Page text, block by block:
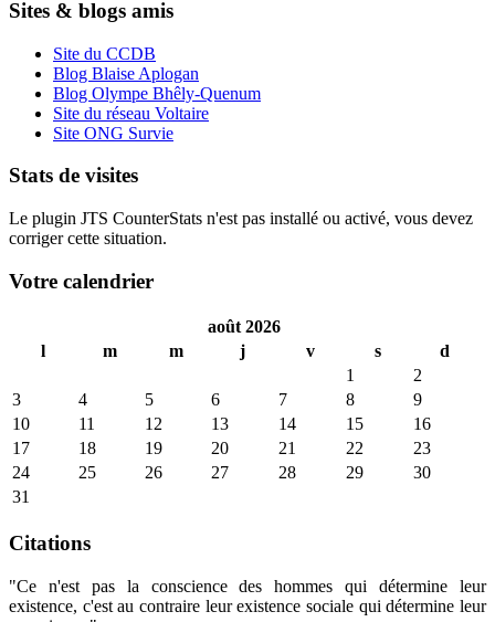
Sites & blogs amis
Site du CCDB
Blog Blaise Aplogan
Blog Olympe Bhêly-Quenum
Site du réseau Voltaire
Site ONG Survie
Stats de visites
Le plugin JTS CounterStats n'est pas installé ou activé, vous devez
corriger cette situation.
Votre calendrier
août 2026
l
m m j v s
d
1
2
3
4 5 6 7 8
9
10
11 12 13 14 15
16
17
18 19 20 21 22
23
24
25 26 27 28 29
30
31
Citations
"Ce n'est pas la conscience des hommes qui détermine leur
existence, c'est au contraire leur existence sociale qui détermine leur